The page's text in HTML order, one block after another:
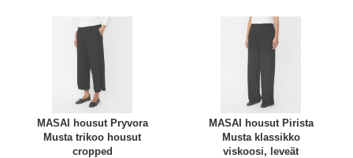
MASAI housut Pryvora
Musta trikoo housut
cropped
MASAI housut Pirista
Musta klassikko
viskoosi, leveät